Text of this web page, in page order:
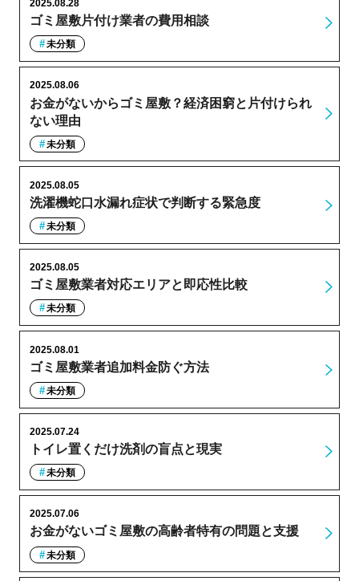
ゴミ屋敷片付け業者の費用相談
2025.08.28
未分類
お金がないからゴミ屋敷？経済困窮と片付けられ
ない理由
2025.08.06
未分類
洗濯機蛇口水漏れ症状で判断する緊急度
2025.08.05
未分類
ゴミ屋敷業者対応エリアと即応性比較
2025.08.05
未分類
ゴミ屋敷業者追加料金防ぐ方法
2025.08.01
未分類
トイレ置くだけ洗剤の盲点と現実
2025.07.24
未分類
お金がないゴミ屋敷の高齢者特有の問題と支援
2025.07.06
未分類